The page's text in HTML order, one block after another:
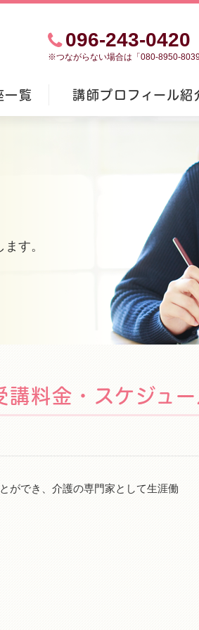
096-243-0420
※つながらない場合は「080-8950-
一覧 講師プロフィール紹
す。
料金・スケジュ
ができ、介護の専門家として生涯働